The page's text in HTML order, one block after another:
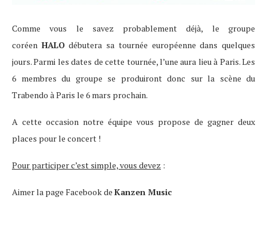
Comme vous le savez probablement déjà, le groupe
coréen HALOdébutera sa tournée européenne dans quelques
jours. Parmi les dates de cette tournée, l’une aura lieu à Paris. Les
6 membres du groupe se produiront donc sur la scène du
Trabendo à Paris le 6 mars prochain.
A cette occasion notre équipe vous propose de gagner deux
places pour le concert !
Pour participer c’est simple, vous devez :
Aimer la page Facebook de Kanzen Music